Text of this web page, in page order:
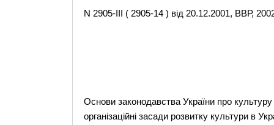
N 2905-III ( 2905-14 ) від 20.12.2001, ВВР,
Основи законодавства України про культуру
організаційні засади розвитку культури в